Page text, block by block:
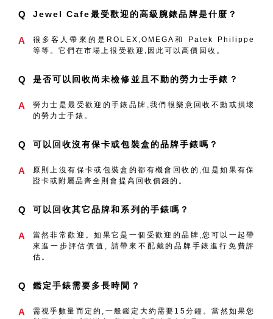
Q Jewel Cafe最受歡迎的高級腕錶品牌是什麼？
A
很多客人帶來的是ROLEX,OMEGA和 Patek Philippe
等等。它們在市場上很受歡迎,因此可以高價回收。
Q 是否可以回收尚未檢修並且不動的勞力士手錶？
A
勞力士是最受歡迎的手錶品牌,我們很樂意回收不動或損壞
的勞力士手錶。
Q 可以回收沒有保卡或包裝盒的品牌手錶嗎？
A
原則上沒有保卡或包裝盒的都有機會回收的,但是如果有保
證卡或附屬品齊全則會提高回收價錢的。
Q 可以回收其它品牌和系列的手錶嗎？
A
當然非常歡迎。如果它是一個受歡迎的品牌,您可以一起帶
來進一步評估價值, 請帶來不配戴的品牌手錶進行免費評
估。
Q 鑑定手錶需要多長時間？
A
需視乎數量而定的,一般鑑定大約需要15分鐘。當然如果您